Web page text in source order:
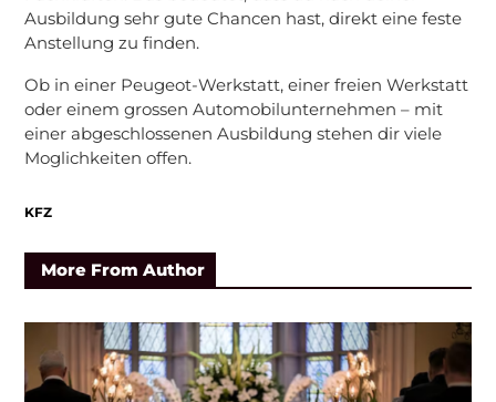
Ausbildung sehr gute Chancen hast, direkt eine feste
Anstellung zu finden.
Ob in einer Peugeot-Werkstatt, einer freien Werkstatt
oder einem grossen Automobilunternehmen – mit
einer abgeschlossenen Ausbildung stehen dir viele
Moglichkeiten offen.
KFZ
More From Author